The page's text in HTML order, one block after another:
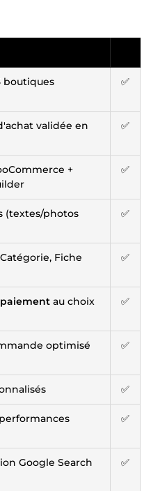
boutiques
✅
validée en
✅
+
✅
(textes/photos
✅
Fiche
✅
au choix
✅
optimisé
✅
✅
✅
Google Search
✅